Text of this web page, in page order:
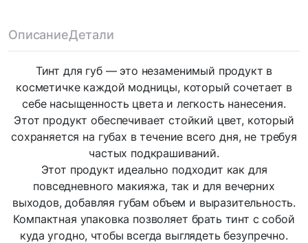
ОписаниеДетали
Тинт для губ — это незаменимый продукт в
косметичке каждой модницы, который сочетает в
себе насыщенность цвета и легкость нанесения.
Этот продукт обеспечивает стойкий цвет, который
сохраняется на губах в течение всего дня, не требуя
частых подкрашиваний.
Этот продукт идеально подходит как для
повседневного макияжа, так и для вечерних
выходов, добавляя губам объем и выразительность.
Компактная упаковка позволяет брать тинт с собой
куда угодно, чтобы всегда выглядеть безупречно.